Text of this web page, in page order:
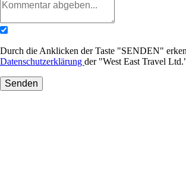
Durch die Anklicken der Taste "SENDEN"
Datenschutzerklärung der "West East Travel
Senden